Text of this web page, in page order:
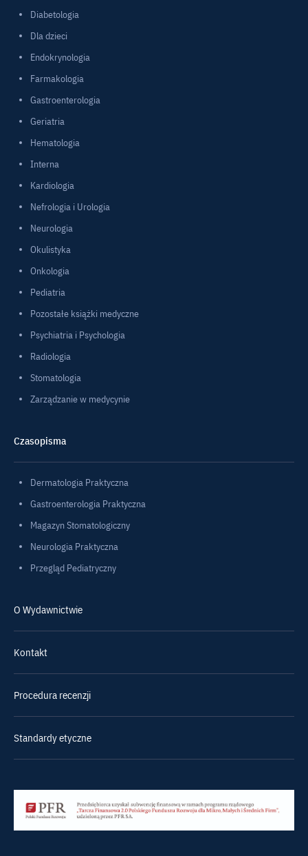
Diabetologia
Dla dzieci
Endokrynologia
Farmakologia
Gastroenterologia
Geriatria
Hematologia
Interna
Kardiologia
Nefrologia i Urologia
Neurologia
Okulistyka
Onkologia
Pediatria
Pozostałe książki medyczne
Psychiatria i Psychologia
Radiologia
Stomatologia
Zarządzanie w medycynie
Czasopisma
Dermatologia Praktyczna
Gastroenterologia Praktyczna
Magazyn Stomatologiczny
Neurologia Praktyczna
Przegląd Pediatryczny
O Wydawnictwie
Kontakt
Procedura recenzji
Standardy etyczne